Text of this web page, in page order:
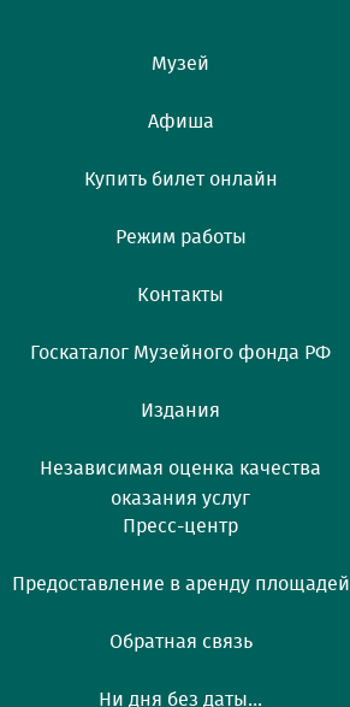
Музей
Афиша
Купить билет онлайн
Режим работы
Контакты
Госкаталог Музейного фонда РФ
Издания
Независимая оценка качества
оказания услуг
Пресс-центр
Предоставление в аренду площадей
Обратная связь
Ни дня без даты...